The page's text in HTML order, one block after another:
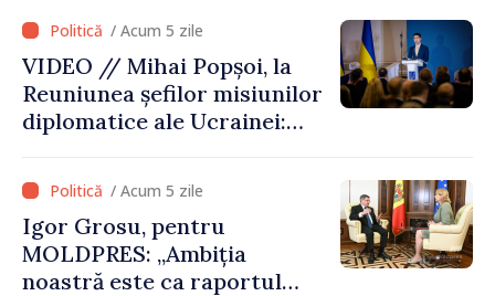
hidrologice din bazinul
râului Nistru și proiecte
comune în infrastructură și
energie
/ Acum 5 zile
VIDEO // Mihai Popșoi, la
Reuniunea șefilor misiunilor
diplomatice ale Ucrainei:
alegerea. Ne-am alăturat
Ucrainei”/ Acum 5 zile
Igor Grosu, pentru
MOLDPRES: „Ambiția
noastră este ca raportul